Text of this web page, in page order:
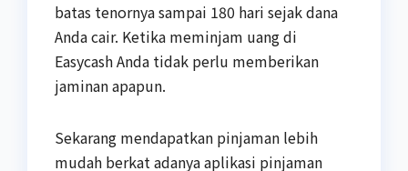
batas tenornya sampai 180 hari sejak dana
Anda cair. Ketika meminjam uang di
Easycash Anda tidak perlu memberikan
jaminan apapun.
Sekarang mendapatkan pinjaman lebih
mudah berkat adanya aplikasi pinjaman